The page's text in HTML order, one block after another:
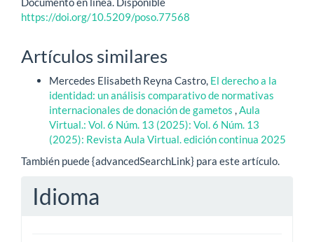
https://doi.org/10.5209/poso.77568
Artículos similares
Mercedes Elisabeth Reyna Castro, El derecho a la
identidad: un análisis comparativo de normativas
internacionales de donación de gametos ,Aula
Virtual.: Vol. 6 Núm. 13 (2025): Vol. 6 Núm. 13
(2025): Revista Aula Virtual. edición continua 2025
También puede {advancedSearchLink} para este artículo.
Idioma